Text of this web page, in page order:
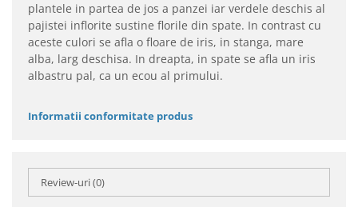
plantele in partea de jos a panzei iar verdele deschis al
pajistei inflorite sustine florile din spate. In contrast cu
aceste culori se afla o floare de iris, in stanga, mare
alba, larg deschisa. In dreapta, in spate se afla un iris
albastru pal, ca un ecou al primului.
Informatii conformitate produs
Review-uri(0)